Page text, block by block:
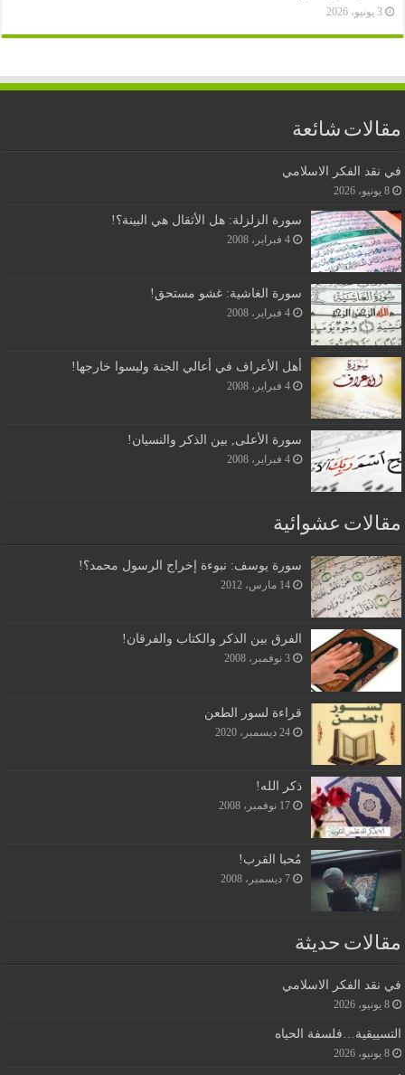
3 يونيو، 2026
مقالات شائعة
في نقد الفكر الاسلامي
8 يونيو، 2026
سورة الزلزلة: هل الأثقال هي البينة؟!
4 فبراير، 2008
سورة الغاشية: غشو مستحق!
4 فبراير، 2008
أهل الأعراف في أعالي الجنة وليسوا خارجها!
4 فبراير، 2008
سورة الأعلى, بين الذكر والنسيان!
4 فبراير، 2008
مقالات عشوائية
سورة يوسف: نبوءة إخراج الرسول محمد؟!
14 مارس، 2012
الفرق بين الذكر والكتاب والفرقان!
3 نوفمبر، 2008
قراءة لسور الطعن
24 ديسمبر، 2020
ذكر الله!
17 نوفمبر، 2008
مُحبا القرب!
7 ديسمبر، 2008
مقالات حديثة
في نقد الفكر الاسلامي
8 يونيو، 2026
التسييقية…فلسفة الحياه
8 يونيو، 2026